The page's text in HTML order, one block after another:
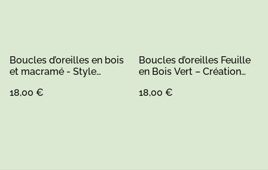
Boucles d’oreilles en bois
et macramé - Style
18,00 €
Boucles d’oreilles Feuille
en Bois Vert – Création
18,00 €